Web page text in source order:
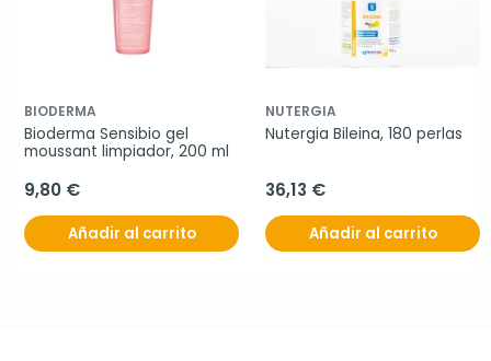
BIODERMA
Bioderma Sensibio gel
moussant limpiador, 200 ml
9,80 €
Añadir al carrito
NUTERGIA
Nutergia Bileina, 180 perlas
36,13 €
Añadir al carrito